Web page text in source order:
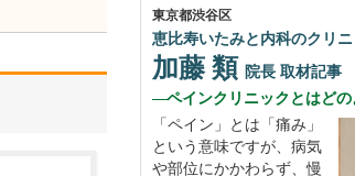
東京都渋谷区
恵比寿いたみと内科のクリニ
加藤 類 院長 取材記事
ペインクリニックとはど
「ペイン」とは「痛み」
という意味ですが、病気
や部位にかかわらず、慢